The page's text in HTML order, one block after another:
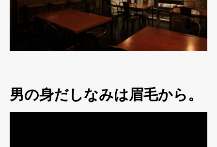
男の身だしなみは眉毛から。